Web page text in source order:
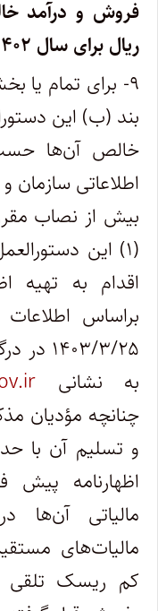
ریال برای سال ۱۴۰۲:
۹- برای تمام
بند (ب) این
خالص آن‌ها حسب
اطلاعاتی سازمان
(۱) این
اقدام به تهیه
براساس
۱۴۰۳/
به نشانی
چنانچه مؤدیان
و تسلیم آن با
اظهارنامه پیش
مالیات‌های
کم ریسک تلقی